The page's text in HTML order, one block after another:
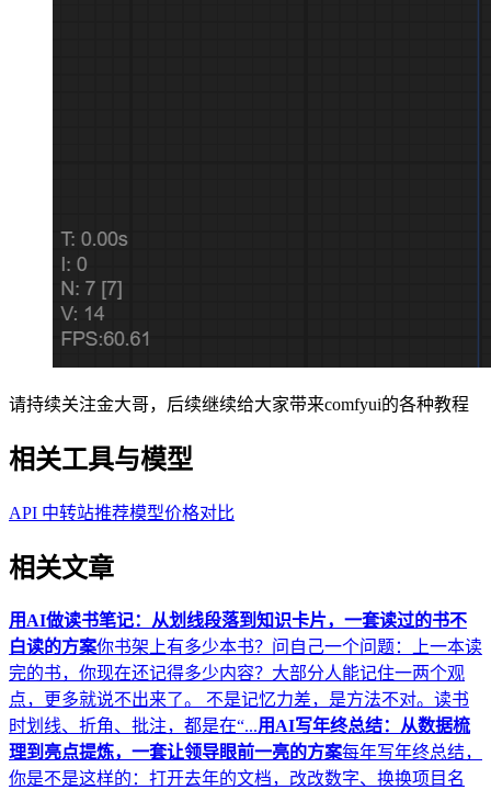
请持续关注金大哥，后续继续给大家带来comfyui的各种教程
相关工具与模型
API 中转站推荐模型价格对比
相关文章
用AI做读书笔记：从划线段落到知识卡片，一套读过的书不
白读的方案你书架上有多少本书？问自己一个问题：上一本读
完的书，你现在还记得多少内容？大部分人能记住一两个观
点，更多就说不出来了。 不是记忆力差，是方法不对。读书
时划线、折角、批注，都是在“...用AI写年终总结：从数据梳
理到亮点提炼，一套让领导眼前一亮的方案每年写年终总结，
你是不是这样的：打开去年的文档，改改数字、换换项目名